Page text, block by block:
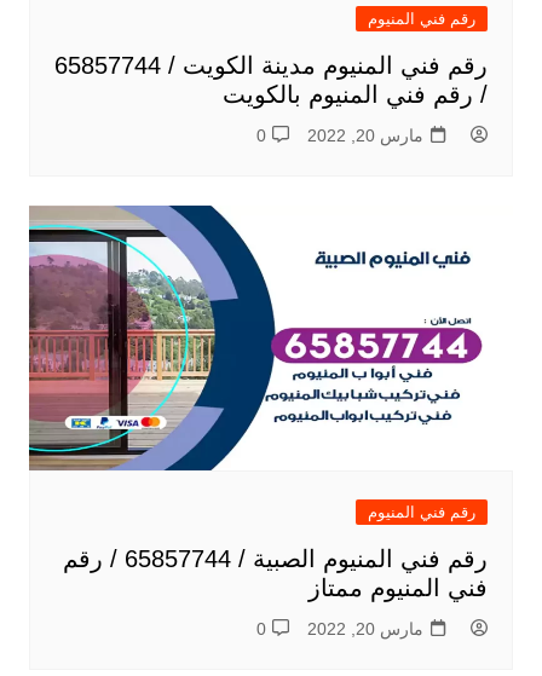
رقم فني المنيوم
رقم فني المنيوم مدينة الكويت / 65857744
/ رقم فني المنيوم بالكويت
مارس 20, 2022 0
رقم فني المنيوم
رقم فني المنيوم الصبية / 65857744 / رقم
فني المنيوم ممتاز
مارس 20, 2022 0